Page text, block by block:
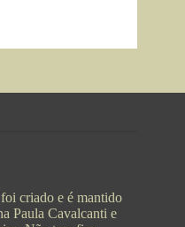
criado e é mantido
Paula Cavalcanti e